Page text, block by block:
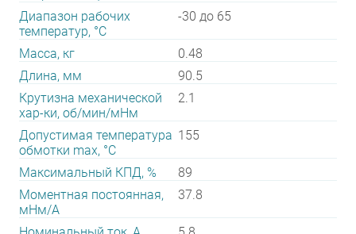
Диапазон рабочих
температур, °С
-30 до 65
Масса, кг
0.48
Длина, мм
90.5
Крутизна механической
хар-ки, об/мин/мНм
2.1
Допустимая температура
обмотки max, °С
155
Максимальный КПД, %
89
Моментная постоянная,
мНм/А
37.8